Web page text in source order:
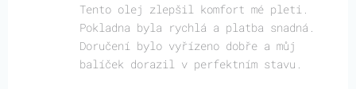
Tento olej zlepšil komfort mé pleti.
Pokladna byla rychlá a platba snadná.
Doručení bylo vyřízeno dobře a můj
balíček dorazil v perfektním stavu.